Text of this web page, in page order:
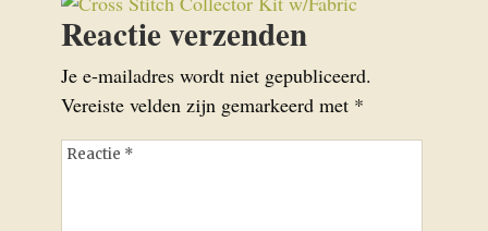
Reactie verzenden
Je e-mailadres wordt niet gepubliceerd.
Vereiste velden zijn gemarkeerd met *